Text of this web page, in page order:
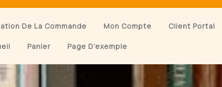
De La Commande Mon Compte Client Portal
Panier Page D’exemple